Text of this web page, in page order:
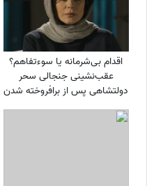
اقدام بی‌شرمانه یا سوءتفاهم؟
عقب‌نشینی جنجالی سحر
دولتشاهی پس از برافروخته شدن
غضب عمومی در پی استوری